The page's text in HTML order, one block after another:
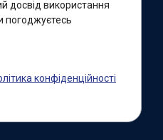
досвід використання
погоджуєтесь
конфіденційності